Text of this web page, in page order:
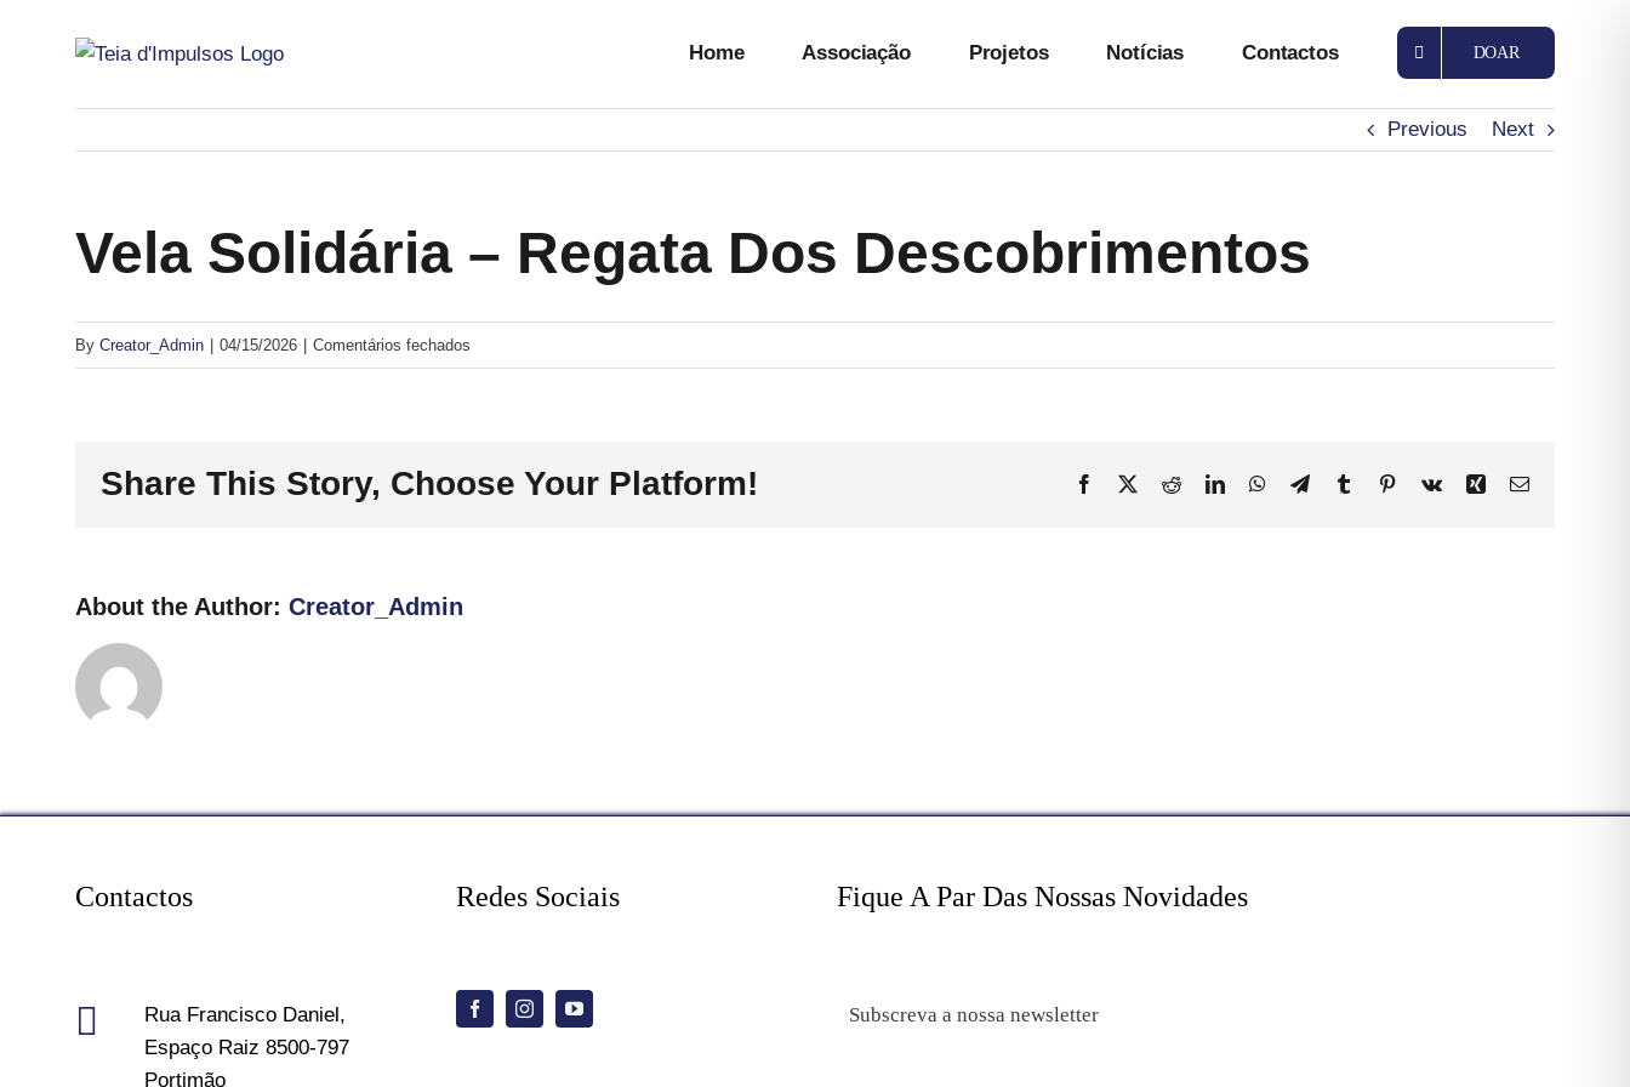
Home Associação Projetos Notícias Contactos DOAR
Previous Next
Vela Solidária – Regata Dos Descobrimentos
By Creator_Admin 04/15/2026 Comentários fechados
Regata
Share This Story, Choose Your Platform! Facebook
X RedditLinkedInWhatsApp
TelegramTumblrPinterest
Vk Xing Email
About the Author: Creator_Admin
Contactos
Rua Francisco Daniel,
Espaço Raiz 8500-797
Portimão
Redes Sociais Fique A Par Das Nossas Novidades
Subscreva a nossa newsletter